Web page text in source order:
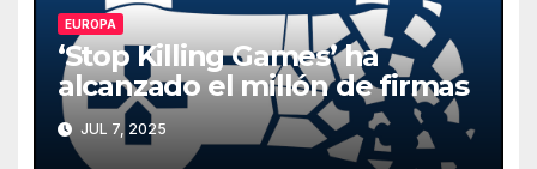
EUROPA
‘Stop Killing Games’ ha
alcanzado el millón de firmas
JUL 7, 2025